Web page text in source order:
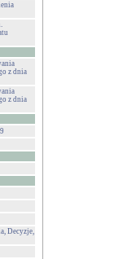
z dnia
z dnia
Decyzje,